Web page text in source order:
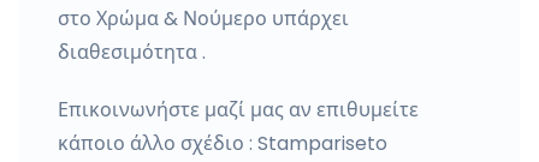
στο Χρώμα & Νούμερο υπάρχει
διαθεσιμότητα .
Επικοινωνήστε μαζί μας αν επιθυμείτε
κάποιο άλλο σχέδιο : Stampariseto